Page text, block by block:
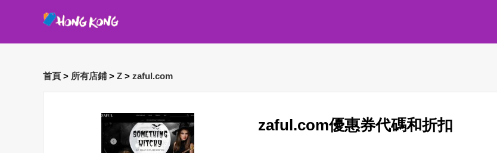
首頁 > 所有店鋪 > Z > zaful.com
zaful.com優惠券代碼和折扣